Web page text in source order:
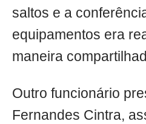
saltos e a
equipamentos era
maneira
Outro funcionário
Fernandes Cintra,